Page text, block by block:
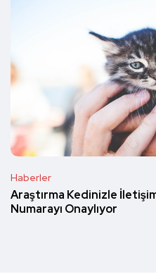
Haberler
Araştırma Kedinizle
Numarayı Onaylıyor